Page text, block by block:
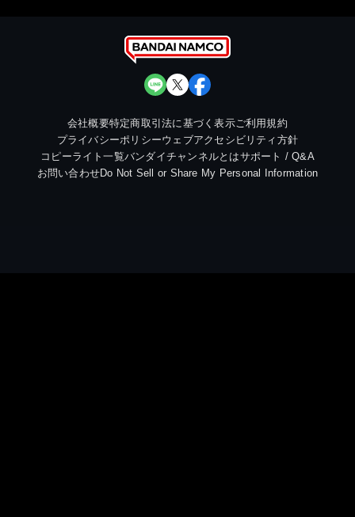
会社概要特定商取引法に基づく表示ご利用規約
プライバシーポリシーウェブアクセシビリティ方針
コピーライト一覧バンダイチャンネルとはサポート / Q&A
お問い合わせDo Not Sell or Share My Personal Information